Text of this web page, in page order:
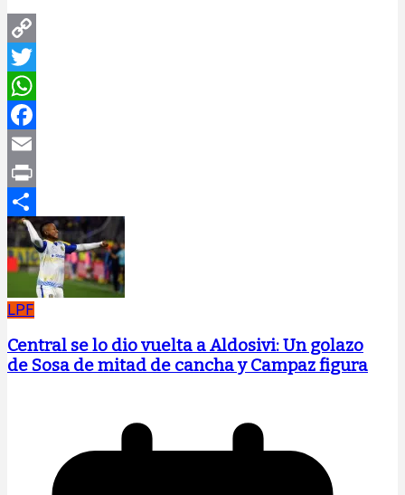
Copy
Link
Twitter
WhatsApp
Facebook
Email
Print
Compartir
LPF
Central se lo dio vuelta a Aldosivi: Un golazo
de Sosa de mitad de cancha y Campaz figura